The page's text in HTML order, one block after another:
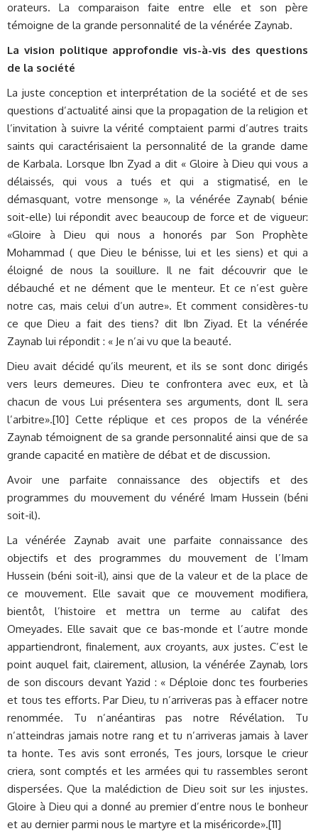
orateurs. La comparaison faite entre elle et son père
témoigne de la grande personnalité de la vénérée Zaynab.
La vision politique approfondie vis-à-vis des questions
de la société
La juste conception et interprétation de la société et de ses
questions d’actualité ainsi que la propagation de la religion et
l’invitation à suivre la vérité comptaient parmi d’autres traits
saints qui caractérisaient la personnalité de la grande dame
de Karbala. Lorsque Ibn Zyad a dit « Gloire à Dieu qui vous a
délaissés, qui vous a tués et qui a stigmatisé, en le
démasquant, votre mensonge », la vénérée Zaynab( bénie
soit-elle) lui répondit avec beaucoup de force et de vigueur:
«Gloire à Dieu qui nous a honorés par Son Prophète
Mohammad ( que Dieu le bénisse, lui et les siens) et qui a
éloigné de nous la souillure. Il ne fait découvrir que le
débauché et ne dément que le menteur. Et ce n’est guère
notre cas, mais celui d’un autre». Et comment considères-tu
ce que Dieu a fait des tiens? dit Ibn Ziyad. Et la vénérée
Zaynab lui répondit : « Je n’ai vu que la beauté.
Dieu avait décidé qu’ils meurent, et ils se sont donc dirigés
vers leurs demeures. Dieu te confrontera avec eux, et là
chacun de vous Lui présentera ses arguments, dont IL sera
l’arbitre».[10] Cette réplique et ces propos de la vénérée
Zaynab témoignent de sa grande personnalité ainsi que de sa
grande capacité en matière de débat et de discussion.
Avoir une parfaite connaissance des objectifs et des
programmes du mouvement du vénéré Imam Hussein (béni
soit-il).
La vénérée Zaynab avait une parfaite connaissance des
objectifs et des programmes du mouvement de l’Imam
Hussein (béni soit-il), ainsi que de la valeur et de la place de
ce mouvement. Elle savait que ce mouvement modifiera,
bientôt, l’histoire et mettra un terme au califat des
Omeyades. Elle savait que ce bas-monde et l’autre monde
appartiendront, finalement, aux croyants, aux justes. C’est le
point auquel fait, clairement, allusion, la vénérée Zaynab, lors
de son discours devant Yazid : « Déploie donc tes fourberies
et tous tes efforts. Par Dieu, tu n’arriveras pas à effacer notre
renommée. Tu n’anéantiras pas notre Révélation. Tu
n’atteindras jamais notre rang et tu n’arriveras jamais à laver
ta honte. Tes avis sont erronés, Tes jours, lorsque le crieur
criera, sont comptés et les armées qui tu rassembles seront
dispersées. Que la malédiction de Dieu soit sur les injustes.
Gloire à Dieu qui a donné au premier d’entre nous le bonheur
et au dernier parmi nous le martyre et la miséricorde».[11]